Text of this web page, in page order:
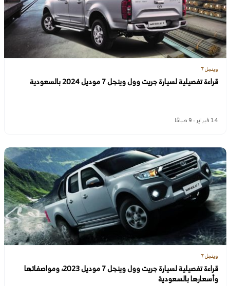
وينجل 7
قراءة تفصيلية لسيارة جريت وول وينجل 7 موديل 2024 بالسعودية
14 فبراير - 9 صباحًا
وينجل 7
قراءة تفصيلية لسيارة جريت وول وينجل 7 موديل 2023، ومواصفاتها
وأسعارها بالسعودية